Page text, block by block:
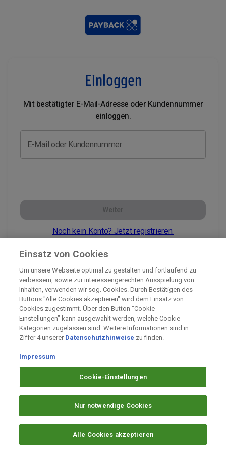
Einloggen
Mit bestätigter E-Mail-Adresse oder Kundennummer
einloggen.
E-Mail oder Kundennummer
Weiter
Noch kein Konto? Jetzt registrieren.
Impressum
Unternehmen
Arbeiten bei PAYBACK
Fragen & Hilfe
Datenschutz
Cookie-Einstellungen
Einsatz von Cookies
Um unsere Webseite optimal zu gestalten und fortlaufend zu
verbessern, sowie zur interessengerechten Ausspielung von
Inhalten, verwenden wir sog. Cookies. Durch Bestätigen des
Buttons "Alle Cookies akzeptieren" wird dem Einsatz von
Cookies zugestimmt. Über den Button "Cookie-
Einstellungen" kann ausgewählt werden, welche Cookie-
Kategorien zugelassen sind. Weitere Informationen sind in
Ziffer 4 unserer Datenschutzhinweise zu finden.
Impressum
Cookie-Einstellungen
Nur notwendige Cookies
Alle Cookies akzeptieren